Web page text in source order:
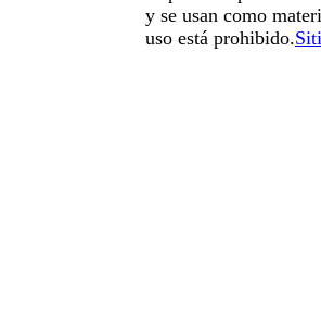
y se usan como
uso está prohibido.